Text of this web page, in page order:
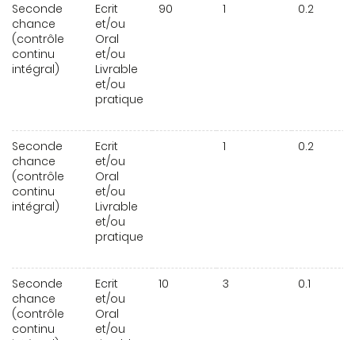
Seconde
chance
(contrôle
continu
intégral)
Ecrit
et/ou
Oral
et/ou
Livrable
et/ou
pratique
90 1 0.2
Seconde
chance
(contrôle
continu
intégral)
Ecrit
et/ou
Oral
et/ou
Livrable
et/ou
pratique
1 0.2
Seconde
chance
(contrôle
continu
Ecrit
et/ou
Oral
et/ou
10 3 0.1